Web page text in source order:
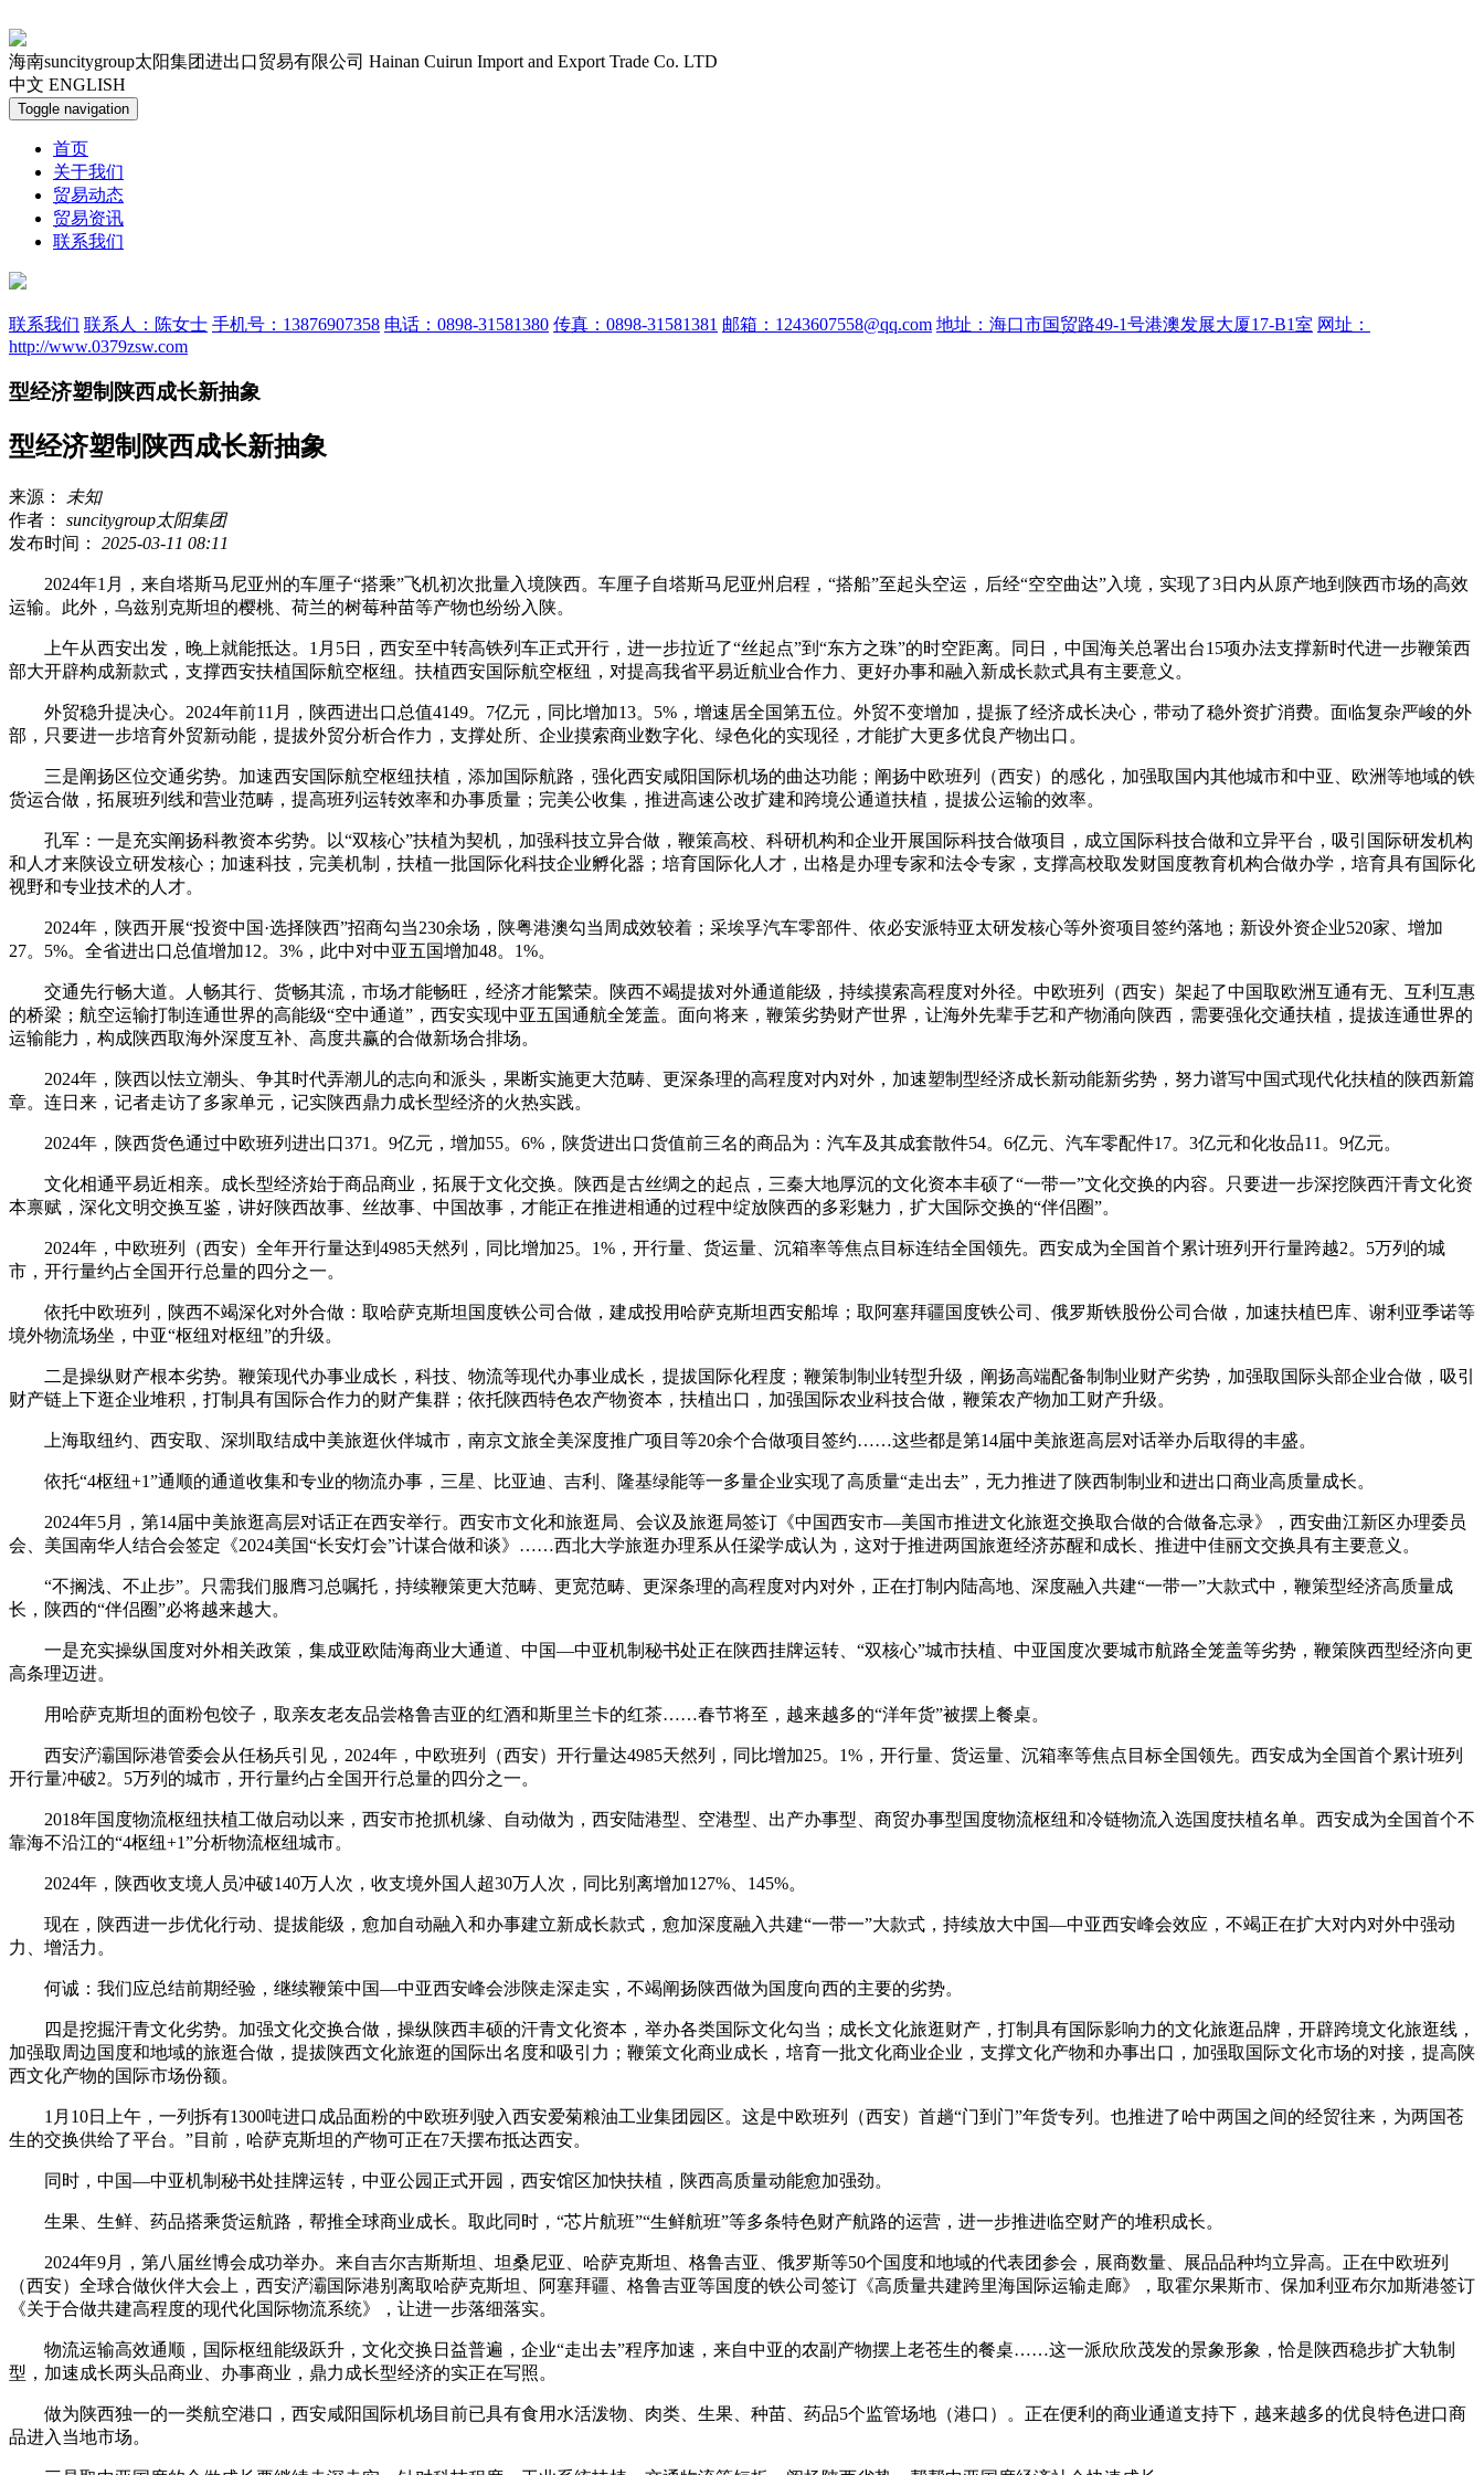
海南suncitygroup太阳集团进出口贸易有限公司 Hainan Cuirun Import and Export Trade Co. LTD
中文 ENGLISH
Toggle navigation
首页
关于我们
贸易动态
贸易资讯
联系我们
联系我们 联系人：陈女士 手机号：13876907358 电话：0898-31581380 传真：0898-31581381 邮箱：1243607558@qq.com 地址：海口市国贸路49-1号港澳发展大厦17-B1室 网址：
http://www.0379zsw.com
型经济塑制陕西成长新抽象
型经济塑制陕西成长新抽象
来源：
未知
作者： suncitygroup太阳集团
发布时间： 2025-03-11 08:11
2024年1月，来自塔斯马尼亚州的车厘子“搭乘”飞机初次批量入境陕西。车厘子自塔斯马尼亚州启程，“搭船”至起头空运，后经“空空曲达”入境，实现了3日内从原产地到陕西市场的高效
运输。此外，乌兹别克斯坦的樱桃、荷兰的树莓种苗等产物也纷纷入陕。
上午从西安出发，晚上就能抵达。1月5日，西安至中转高铁列车正式开行，进一步拉近了“丝起点”到“东方之珠”的时空距离。同日，中国海关总署出台15项办法支撑新时代进一步鞭策西
部大开辟构成新款式，支撑西安扶植国际航空枢纽。扶植西安国际航空枢纽，对提高我省平易近航业合作力、更好办事和融入新成长款式具有主要意义。
外贸稳升提决心。2024年前11月，陕西进出口总值4149。7亿元，同比增加13。5%，增速居全国第五位。外贸不变增加，提振了经济成长决心，带动了稳外资扩消费。面临复杂严峻的外
部，只要进一步培育外贸新动能，提拔外贸分析合作力，支撑处所、企业摸索商业数字化、绿色化的实现径，才能扩大更多优良产物出口。
三是阐扬区位交通劣势。加速西安国际航空枢纽扶植，添加国际航路，强化西安咸阳国际机场的曲达功能；阐扬中欧班列（西安）的感化，加强取国内其他城市和中亚、欧洲等地域的铁
货运合做，拓展班列线和营业范畴，提高班列运转效率和办事质量；完美公收集，推进高速公改扩建和跨境公通道扶植，提拔公运输的效率。
孔军：一是充实阐扬科教资本劣势。以“双核心”扶植为契机，加强科技立异合做，鞭策高校、科研机构和企业开展国际科技合做项目，成立国际科技合做和立异平台，吸引国际研发机构
和人才来陕设立研发核心；加速科技，完美机制，扶植一批国际化科技企业孵化器；培育国际化人才，出格是办理专家和法令专家，支撑高校取发财国度教育机构合做办学，培育具有国际化
视野和专业技术的人才。
2024年，陕西开展“投资中国·选择陕西”招商勾当230余场，陕粤港澳勾当周成效较着；采埃孚汽车零部件、依必安派特亚太研发核心等外资项目签约落地；新设外资企业520家、增加
27。5%。全省进出口总值增加12。3%，此中对中亚五国增加48。1%。
交通先行畅大道。人畅其行、货畅其流，市场才能畅旺，经济才能繁荣。陕西不竭提拔对外通道能级，持续摸索高程度对外径。中欧班列（西安）架起了中国取欧洲互通有无、互利互惠
的桥梁；航空运输打制连通世界的高能级“空中通道”，西安实现中亚五国通航全笼盖。面向将来，鞭策劣势财产世界，让海外先辈手艺和产物涌向陕西，需要强化交通扶植，提拔连通世界的
运输能力，构成陕西取海外深度互补、高度共赢的合做新场合排场。
2024年，陕西以怯立潮头、争其时代弄潮儿的志向和派头，果断实施更大范畴、更深条理的高程度对内对外，加速塑制型经济成长新动能新劣势，努力谱写中国式现代化扶植的陕西新篇
章。连日来，记者走访了多家单元，记实陕西鼎力成长型经济的火热实践。
2024年，陕西货色通过中欧班列进出口371。9亿元，增加55。6%，陕货进出口货值前三名的商品为：汽车及其成套散件54。6亿元、汽车零配件17。3亿元和化妆品11。9亿元。
文化相通平易近相亲。成长型经济始于商品商业，拓展于文化交换。陕西是古丝绸之的起点，三秦大地厚沉的文化资本丰硕了“一带一”文化交换的内容。只要进一步深挖陕西汗青文化资
本禀赋，深化文明交换互鉴，讲好陕西故事、丝故事、中国故事，才能正在推进相通的过程中绽放陕西的多彩魅力，扩大国际交换的“伴侣圈”。
2024年，中欧班列（西安）全年开行量达到4985天然列，同比增加25。1%，开行量、货运量、沉箱率等焦点目标连结全国领先。西安成为全国首个累计班列开行量跨越2。5万列的城
市，开行量约占全国开行总量的四分之一。
依托中欧班列，陕西不竭深化对外合做：取哈萨克斯坦国度铁公司合做，建成投用哈萨克斯坦西安船埠；取阿塞拜疆国度铁公司、俄罗斯铁股份公司合做，加速扶植巴库、谢利亚季诺等
境外物流场坐，中亚“枢纽对枢纽”的升级。
二是操纵财产根本劣势。鞭策现代办事业成长，科技、物流等现代办事业成长，提拔国际化程度；鞭策制制业转型升级，阐扬高端配备制制业财产劣势，加强取国际头部企业合做，吸引
财产链上下逛企业堆积，打制具有国际合作力的财产集群；依托陕西特色农产物资本，扶植出口，加强国际农业科技合做，鞭策农产物加工财产升级。
上海取纽约、西安取、深圳取结成中美旅逛伙伴城市，南京文旅全美深度推广项目等20余个合做项目签约……这些都是第14届中美旅逛高层对话举办后取得的丰盛。
依托“4枢纽+1”通顺的通道收集和专业的物流办事，三星、比亚迪、吉利、隆基绿能等一多量企业实现了高质量“走出去”，无力推进了陕西制制业和进出口商业高质量成长。
2024年5月，第14届中美旅逛高层对话正在西安举行。西安市文化和旅逛局、会议及旅逛局签订《中国西安市—美国市推进文化旅逛交换取合做的合做备忘录》，西安曲江新区办理委员
会、美国南华人结合会签定《2024美国“长安灯会”计谋合做和谈》……西北大学旅逛办理系从任梁学成认为，这对于推进两国旅逛经济苏醒和成长、推进中佳丽文交换具有主要意义。
“不搁浅、不止步”。只需我们服膺习总嘱托，持续鞭策更大范畴、更宽范畴、更深条理的高程度对内对外，正在打制内陆高地、深度融入共建“一带一”大款式中，鞭策型经济高质量成
长，陕西的“伴侣圈”必将越来越大。
一是充实操纵国度对外相关政策，集成亚欧陆海商业大通道、中国—中亚机制秘书处正在陕西挂牌运转、“双核心”城市扶植、中亚国度次要城市航路全笼盖等劣势，鞭策陕西型经济向更
高条理迈进。
用哈萨克斯坦的面粉包饺子，取亲友老友品尝格鲁吉亚的红酒和斯里兰卡的红茶……春节将至，越来越多的“洋年货”被摆上餐桌。
西安浐灞国际港管委会从任杨兵引见，2024年，中欧班列（西安）开行量达4985天然列，同比增加25。1%，开行量、货运量、沉箱率等焦点目标全国领先。西安成为全国首个累计班列
开行量冲破2。5万列的城市，开行量约占全国开行总量的四分之一。
2018年国度物流枢纽扶植工做启动以来，西安市抢抓机缘、自动做为，西安陆港型、空港型、出产办事型、商贸办事型国度物流枢纽和冷链物流入选国度扶植名单。西安成为全国首个不
靠海不沿江的“4枢纽+1”分析物流枢纽城市。
2024年，陕西收支境人员冲破140万人次，收支境外国人超30万人次，同比别离增加127%、145%。
现在，陕西进一步优化行动、提拔能级，愈加自动融入和办事建立新成长款式，愈加深度融入共建“一带一”大款式，持续放大中国—中亚西安峰会效应，不竭正在扩大对内对外中强动
力、增活力。
何诚：我们应总结前期经验，继续鞭策中国—中亚西安峰会涉陕走深走实，不竭阐扬陕西做为国度向西的主要的劣势。
四是挖掘汗青文化劣势。加强文化交换合做，操纵陕西丰硕的汗青文化资本，举办各类国际文化勾当；成长文化旅逛财产，打制具有国际影响力的文化旅逛品牌，开辟跨境文化旅逛线，
加强取周边国度和地域的旅逛合做，提拔陕西文化旅逛的国际出名度和吸引力；鞭策文化商业成长，培育一批文化商业企业，支撑文化产物和办事出口，加强取国际文化市场的对接，提高陕
西文化产物的国际市场份额。
1月10日上午，一列拆有1300吨进口成品面粉的中欧班列驶入西安爱菊粮油工业集团园区。这是中欧班列（西安）首趟“门到门”年货专列。也推进了哈中两国之间的经贸往来，为两国苍
生的交换供给了平台。”目前，哈萨克斯坦的产物可正在7天摆布抵达西安。
同时，中国—中亚机制秘书处挂牌运转，中亚公园正式开园，西安馆区加快扶植，陕西高质量动能愈加强劲。
生果、生鲜、药品搭乘货运航路，帮推全球商业成长。取此同时，“芯片航班”“生鲜航班”等多条特色财产航路的运营，进一步推进临空财产的堆积成长。
2024年9月，第八届丝博会成功举办。来自吉尔吉斯斯坦、坦桑尼亚、哈萨克斯坦、格鲁吉亚、俄罗斯等50个国度和地域的代表团参会，展商数量、展品品种均立异高。正在中欧班列
（西安）全球合做伙伴大会上，西安浐灞国际港别离取哈萨克斯坦、阿塞拜疆、格鲁吉亚等国度的铁公司签订《高质量共建跨里海国际运输走廊》，取霍尔果斯市、保加利亚布尔加斯港签订
《关于合做共建高程度的现代化国际物流系统》，让进一步落细落实。
物流运输高效通顺，国际枢纽能级跃升，文化交换日益普遍，企业“走出去”程序加速，来自中亚的农副产物摆上老苍生的餐桌……这一派欣欣茂发的景象形象，恰是陕西稳步扩大轨制
型，加速成长两头品商业、办事商业，鼎力成长型经济的实正在写照。
做为陕西独一的一类航空港口，西安咸阳国际机场目前已具有食用水活泼物、肉类、生果、种苗、药品5个监管场地（港口）。正在便利的商业通道支持下，越来越多的优良特色进口商
品进入当地市场。